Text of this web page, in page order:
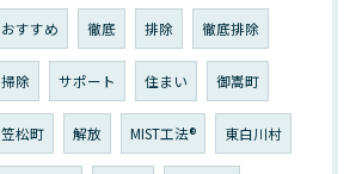
おすすめ 徹底 排除 徹底排除
掃除 サポート 住まい 御嵩町
笠松町 解放 MIST工法®︎ 東白川村